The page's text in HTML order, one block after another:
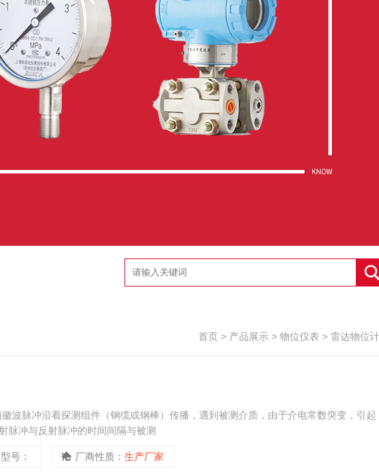
首页 > 产品展示 > 物位仪表 > 雷达物位计
波脉冲沿着探测组件（钢缆或钢棒）传播，遇到被测介质，由于介电常数突变，引起
脉冲与反射脉冲的时间间隔与被测
型号： 厂商性质： 生产厂家